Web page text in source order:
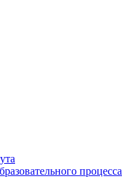
процесса